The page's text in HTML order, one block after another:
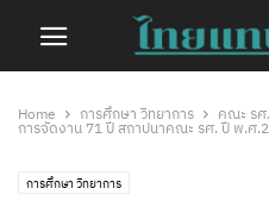
Home การศึกษา วิทยาการ
คณะ รศ
การจัดงาน 71 ปี สถาปนาคณะ รศ. ปี พ.ศ
การศึกษา วิทยาการ